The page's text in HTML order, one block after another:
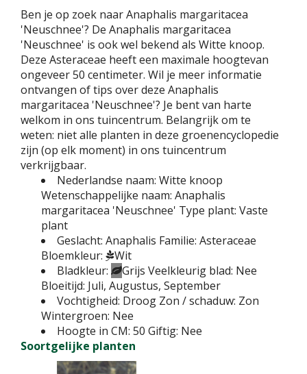
Ben je op zoek naar Anaphalis margaritacea
'Neuschnee'? De Anaphalis margaritacea
'Neuschnee' is ook wel bekend als Witte knoop.
Deze Asteraceae heeft een maximale hoogtevan
ongeveer 50 centimeter. Wil je meer informatie
ontvangen of tips over deze Anaphalis
margaritacea 'Neuschnee'? Je bent van harte
welkom in ons tuincentrum. Belangrijk om te
weten: niet alle planten in deze groenencyclopedie
zijn (op elk moment) in ons tuincentrum
verkrijgbaar.
Nederlandse naam: Witte knoop
Wetenschappelijke naam: Anaphalis
margaritacea 'Neuschnee' Type plant: Vaste
plant
Geslacht: Anaphalis Familie: Asteraceae
Bloemkleur:
Wit
Bladkleur:
Grijs Veelkleurig blad: Nee
Bloeitijd: Juli, Augustus, September
Vochtigheid: Droog Zon / schaduw: Zon
Wintergroen: Nee
Hoogte in CM: 50 Giftig: Nee
Soortgelijke planten